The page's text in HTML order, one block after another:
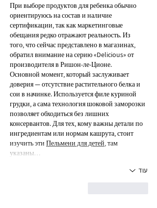
При выборе продуктов для ребенка обычно
ориентируюсь на состав и наличие
сертификации, так как маркетинговые
обещания редко отражают реальность. Из
того, что сейчас представлено в магазинах,
обратил внимание на серию «Delicious» от
производителя в Ришон-ле-Ционе.
Основной момент, который заслуживает
доверия — отсутствие растительного белка и
сои в начинке. Используется филе куриной
грудки, а сама технология шоковой заморозки
позволяет обходиться без лишних
консервантов. Для тех, кому важны детали по
ингредиентам или нормам кашрута, стоит
изучить эти Пельмени для детей, там
указаны…
עוד